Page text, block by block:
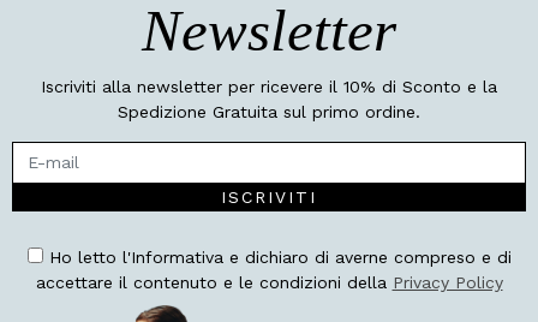
Newsletter
Iscriviti alla newsletter per ricevere il 10% di Sconto e la
Spedizione Gratuita sul primo ordine.
ISCRIVITI
Ho letto l'Informativa e dichiaro di averne compreso e di
accettare il contenuto e le condizioni della Privacy Policy